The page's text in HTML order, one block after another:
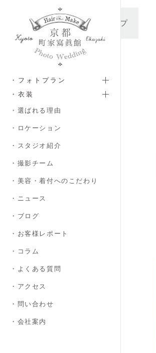
メインコンテンツへスキップ
・フォトプラン
・衣装
・選ばれる理由
・ロケーション
・スタジオ紹介
・撮影チーム
・美容・着付へのこだわり
・ニュース
・ブログ
・お客様レポート
・コラム
・よくある質問
・アクセス
・問い合わせ
・会社案内